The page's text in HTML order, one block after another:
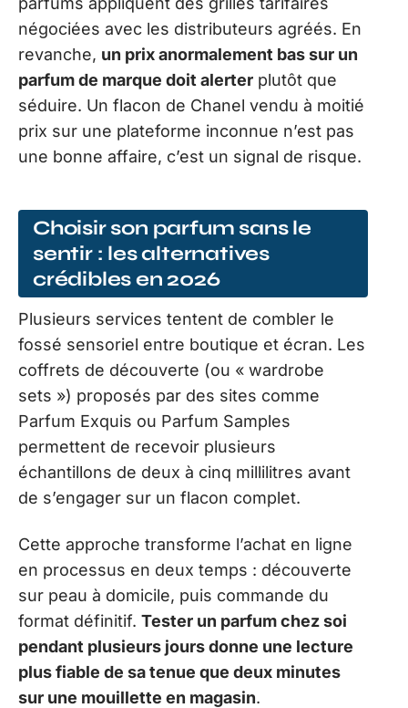
négociées avec les distributeurs agréés. En
revanche, un prix anormalement bas sur un
parfum de marque doit alerter plutôt que
séduire. Un flacon de Chanel vendu à moitié
prix sur une plateforme inconnue n’est pas
une bonne affaire, c’est un signal de risque.
Choisir son parfum sans le
sentir : les alternatives
crédibles en 2026
Plusieurs services tentent de combler le
fossé sensoriel entre boutique et écran. Les
coffrets de découverte (ou « wardrobe
sets ») proposés par des sites comme
Parfum Exquis ou Parfum Samples
permettent de recevoir plusieurs
échantillons de deux à cinq millilitres avant
de s’engager sur un flacon complet.
Cette approche transforme l’achat en ligne
en processus en deux temps : découverte
sur peau à domicile, puis commande du
format définitif. Tester un parfum chez soi
pendant plusieurs jours donne une lecture
plus fiable de sa tenue que deux minutes
sur une mouillette en magasin.